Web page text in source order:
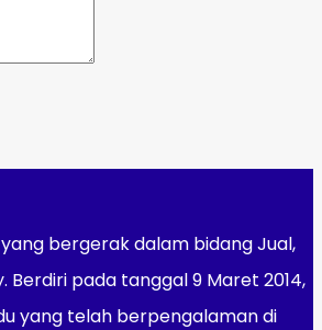
bergerak dalam bidang Jual,
Berdiri pada tanggal 9 Maret 2014,
yang telah berpengalaman di